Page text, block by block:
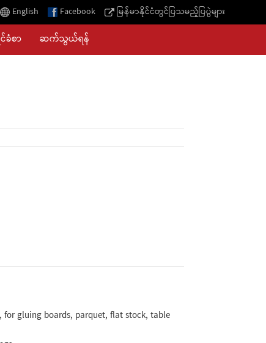
English Facebook မြန်မာနိုင်ငံတွင်ပြသမည့်ပြပွဲများ
ခံစာ ဆက်သွယ်ရန်
gluing boards, parquet, flat stock, table